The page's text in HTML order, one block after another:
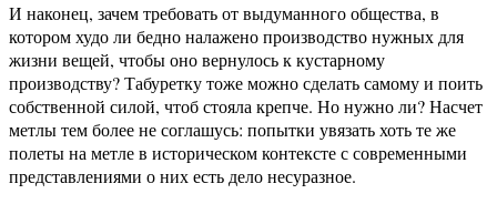
И наконец, зачем требовать от выдуманного общества, в
котором худо ли бедно налажено производство нужных для
жизни вещей, чтобы оно вернулось к кустарному
производству? Табуретку тоже можно сделать самому и поить
собственной силой, чтоб стояла крепче. Но нужно ли? Насчет
метлы тем более не соглашусь: попытки увязать хоть те же
полеты на метле в историческом контексте с современными
представлениями о них есть дело несуразное.